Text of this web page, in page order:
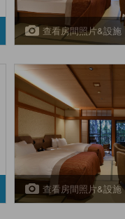
查看房間照片&設施
查看房間照片&設施